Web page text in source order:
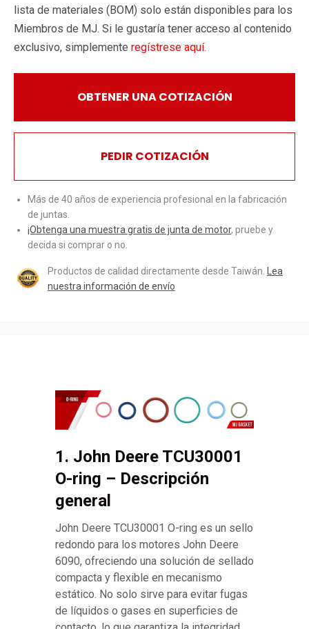
lista de materiales (BOM) solo están disponibles para los
Miembros de MJ. Si le gustaría tener acceso al contenido
exclusivo, simplemente regístrese aquí.
OBTENER UNA COTIZACIÓN
PEDIR COTIZACIÓN
Más de 40 años de experiencia profesional en la fabricación
de juntas.
¡Obtenga una muestra gratis de junta de motor, pruebe y
decida si comprar o no.
Productos de calidad directamente desde Taiwán.
Lea
nuestra información de envío
1. John Deere TCU30001
O-ring – Descripción
general
John Deere TCU30001 O-ring es un sello
redondo para los motores John Deere
6090, ofreciendo una solución de sellado
compacta y flexible en mecanismo
estático. No solo sirve para evitar fugas
de líquidos o gases en superficies de